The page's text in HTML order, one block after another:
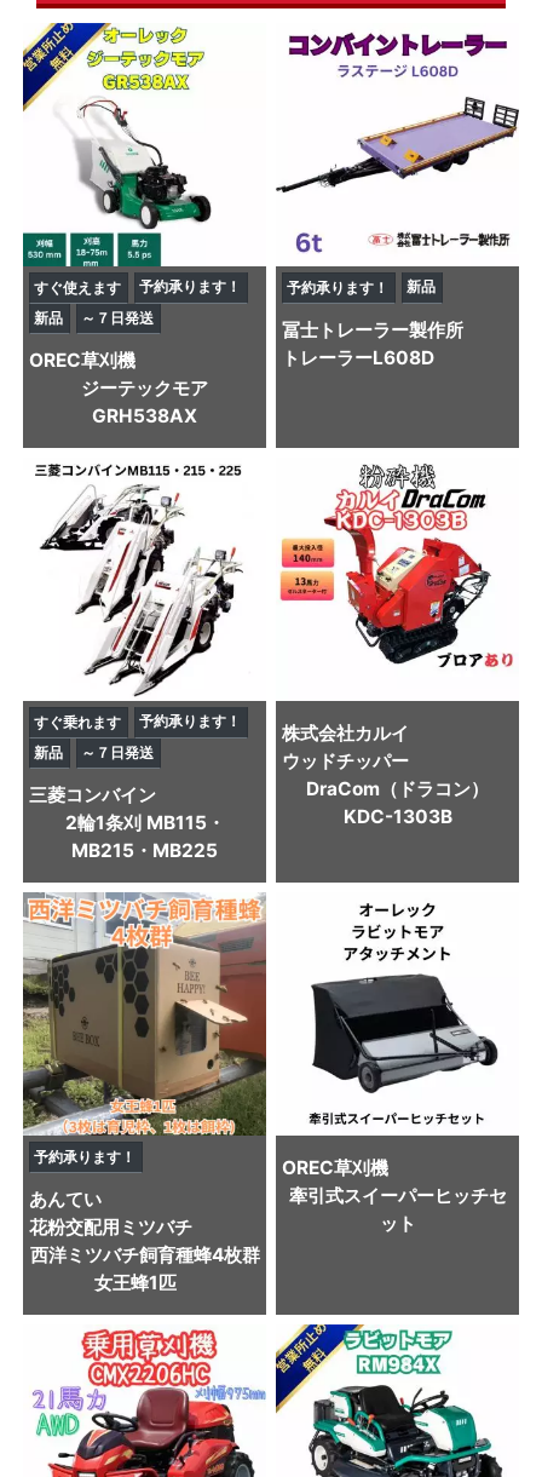
すぐ使えます
予約承ります！
新品
～７日発送
OREC草刈機
ジーテックモア
GRH538AX
予約承ります！ 新品
冨士トレーラー製作所
トレーラーL608D
すぐ乗れます
予約承ります！
新品
～７日発送
三菱コンバイン
2輪1条刈 MB115・
MB215・MB225
株式会社カルイ
ウッドチッパー
DraCom（ドラコン）
KDC-1303B
予約承ります！
あんてい
花粉交配用ミツバチ
西洋ミツバチ飼育種蜂4枚群
女王蜂1匹
OREC草刈機
牽引式スイーパーヒッチセ
ット